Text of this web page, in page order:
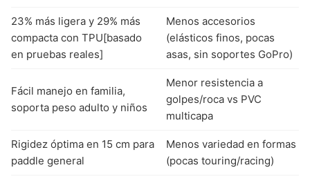
23% más ligera y 29% más
compacta con TPU[basado
en pruebas reales]
Menos accesorios
(elásticos finos, pocas
asas, sin soportes GoPro)
Fácil manejo en familia,
soporta peso adulto y niños
Menor resistencia a
golpes/roca vs PVC
multicapa
Rigidez óptima en 15 cm para
paddle general
Menos variedad en formas
(pocas touring/racing)